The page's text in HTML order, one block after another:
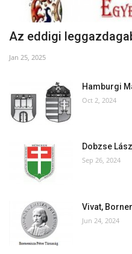
Az eddigi
Jan 25, 2025
Hamburgi
Oct 2, 2024
Dobzse
Sep 26, 2024
Vivat,
Jun 24, 2024